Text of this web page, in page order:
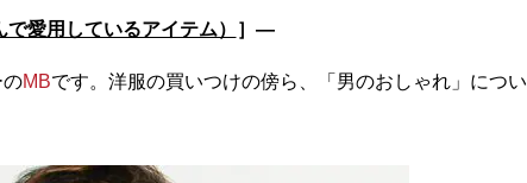
愛用しているアイテム） ］―
MBです。洋服の買いつけの傍ら、「男のおしゃれ」につい